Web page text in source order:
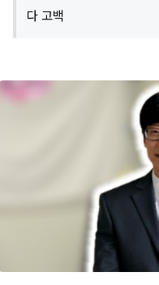
다 고백